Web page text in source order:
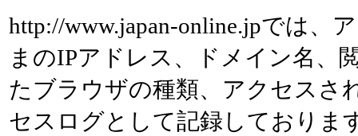
http://www.japan-online.jpでは、
まのIPアドレス、ドメイン名、
たブラウザの種類、アクセスさ
セスログとして記録しておりま